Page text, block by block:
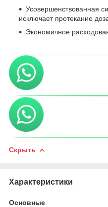
Усовершенствованная
исключает протекание
Экономичное
Скрыть
Характеристики
Основные